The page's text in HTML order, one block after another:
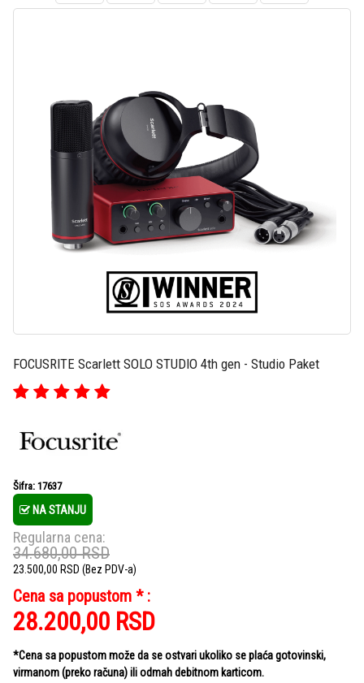
FOCUSRITE Scarlett SOLO STUDIO 4th gen - Studio Paket
Šifra: 17637
NA STANJU
Regularna cena:
34.680,00RSD
23.500,00 RSD (Bez PDV-a)
Cena sa popustom * :
28.200,00 RSD
*Cena sa popustom može da se ostvari ukoliko se plaća gotovinski,
virmanom (preko računa) ili odmah debitnom karticom.